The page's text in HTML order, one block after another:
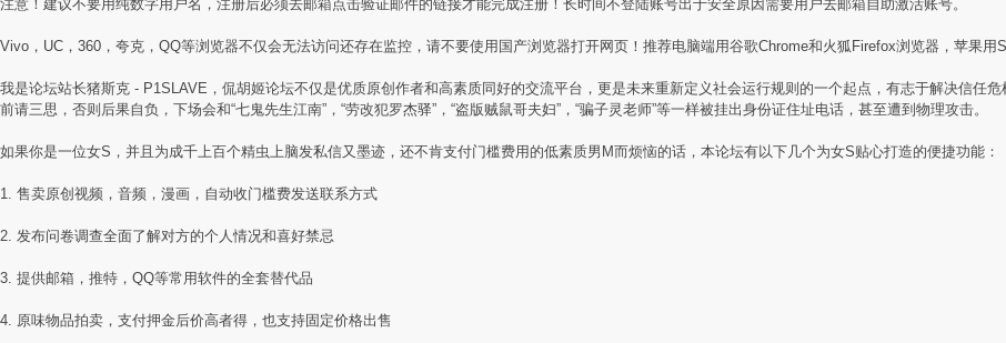
注意！建议不要用纯数字用户名，注册后必须去邮箱点击验证邮件的链接才能完成注册！长时间不登陆账号出于安全原因需要用户去邮箱自助激活账号。
Vivo，UC，360，夸克，QQ等浏览器不仅会无法访问还存在监控，请不要使用国产浏览器打开网页！推荐电脑端用谷歌Chrome和火狐Firefox浏览器，苹果用
我是论坛站长猪斯克 - P1SLAVE，侃胡姬论坛不仅是优质原创作者和高素质同好的交流平台，更是未来重新定义社会运行规则的一个起点，有志于解决信任
前请三思，否则后果自负，下场会和“七鬼先生江南”，“劳改犯罗杰驿”，“盗版贼鼠哥夫妇”，“骗子灵老师”等一样被挂出身份证住址电话，甚至遭到物理攻击。
如果你是一位女S，并且为成千上百个精虫上脑发私信又墨迹，还不肯支付门槛费用的低素质男M而烦恼的话，本论坛有以下几个为女S贴心打造的便捷功能：
1. 售卖原创视频，音频，漫画，自动收门槛费发送联系方式
2. 发布问卷调查全面了解对方的个人情况和喜好禁忌
3. 提供邮箱，推特，QQ等常用软件的全套替代品
4. 原味物品拍卖，支付押金后价高者得，也支持固定价格出售